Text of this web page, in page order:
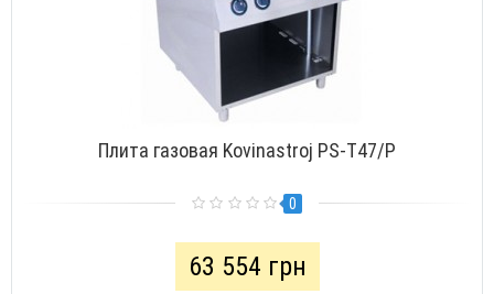
Плита газовая Kovinastroj PS-Т47/P
0
63 554 грн